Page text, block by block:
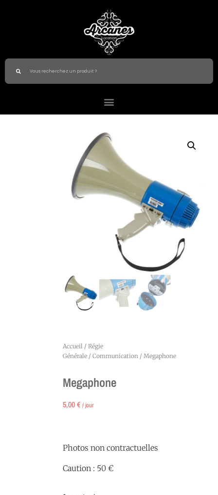
Accueil / Régie
Générale / Communication / Megaphone
Megaphone
5,00€ / jour
Photos non contractuelles
Caution : 50 €